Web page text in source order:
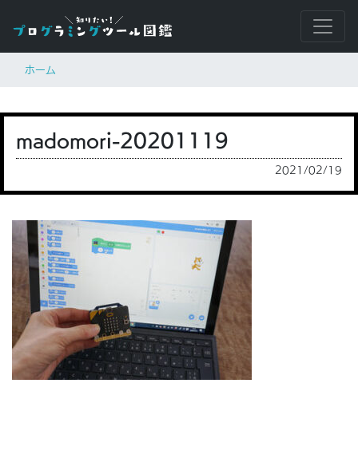
ホーム
madomori-20201119
2021/02/19